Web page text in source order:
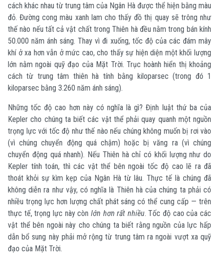
cách khác nhau từ trung tâm của Ngân Hà được thể hiện bằng màu
đỏ. Đường cong màu xanh lam cho thấy đồ thị quay sẽ trông như
thế nào nếu tất cả vật chất trong Thiên hà đều nằm trong bán kính
50.000 năm ánh sáng. Thay vì đi xuống, tốc độ của các đám mây
khí ở xa hơn vẫn ở mức cao, cho thấy sự hiện diện một khối lượng
lớn nằm ngoài quỹ đạo của Mặt Trời. Trục hoành hiển thị khoảng
cách từ trung tâm thiên hà tính bằng kiloparsec (trong đó 1
kiloparsec bằng 3.260 năm ánh sáng).
Những tốc độ cao hơn này có nghĩa là gì? Định luật thứ ba của
Kepler cho chúng ta biết các vật thể phải quay quanh một nguồn
trọng lực với tốc độ như thế nào nếu chúng không muốn bị rơi vào
(vì chúng chuyển động quá chậm) hoặc bị văng ra (vì chúng
chuyển động quá nhanh). Nếu Thiên hà chỉ có khối lượng như do
Kepler tính toán, thì các vật thể bên ngoài tốc độ cao lẽ ra đã
thoát khỏi sự kìm kẹp của Ngân Hà từ lâu. Thực tế là chúng đã
không diễn ra như vậy, có nghĩa là Thiên hà của chúng ta phải có
nhiều trọng lực hơn lượng chất phát sáng có thể cung cấp — trên
thực tế, trọng lực này còn lớn hơn rất nhiều. Tốc độ cao của các
vật thể bên ngoài này cho chúng ta biết rằng nguồn của lực hấp
dẫn bổ sung này phải mở rộng từ trung tâm ra ngoài vượt xa quỹ
đạo của Mặt Trời.